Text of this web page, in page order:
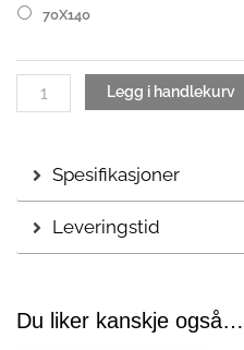
70X140
antall
Legg i handlekurv
Spesifikasjoner
Leveringstid
Du liker kanskje også…